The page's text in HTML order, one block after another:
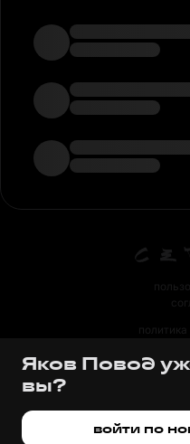
Яков Повод
вы?
войти по